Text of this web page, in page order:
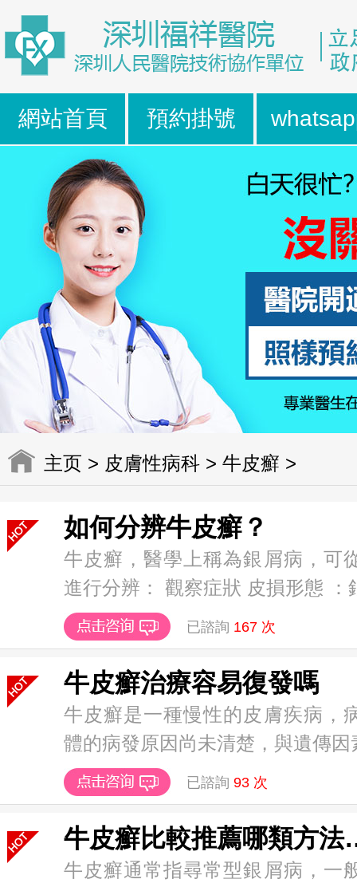
網站首頁 預約掛號
主页 > 皮膚性病科 > 牛皮癬 >
如何分辨牛皮癬？
牛皮癬，醫學上稱為銀屑病，可
進行分辨： 觀察症狀 皮損形態 ：
已諮詢 167 次
牛皮癬治療容易復發嗎
牛皮癬是一種慢性的皮膚疾病，
體的病發原因尚未清楚，與遺傳因
已諮詢 93 次
牛皮癬
牛皮癬通常指尋常型銀屑病，一